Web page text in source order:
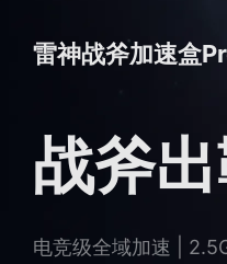
雷神战斧加速盒
战斧
电竞级全域加速 |